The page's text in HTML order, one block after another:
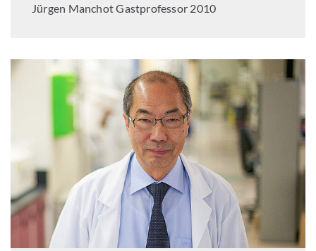
Jürgen Manchot Gastprofessor 2010